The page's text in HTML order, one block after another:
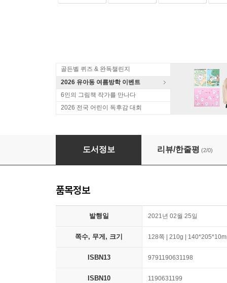
골든벨 퀴즈 & 완독챌린지
2026 유아동 여름방학 이벤트
6인의 그림책 작가를 만나다
2026 전국 어린이 독후감 대회
지구환경구조대 대원이 되다
도서정보 리뷰/한줄평 (2/0)
품목정보
발행일 2021년 02월 25일
쪽수, 무게, 크기 128쪽 | 210g |
ISBN13 9791190631198
ISBN10 1190631199